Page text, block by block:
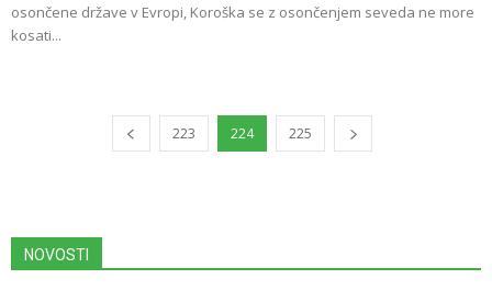
osončene države v Evropi, Koroška se z osončenjem seveda ne more
kosati...
223 224 225
NOVOSTI